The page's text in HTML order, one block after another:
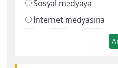
Sosyal medyaya
İnternet medyasına